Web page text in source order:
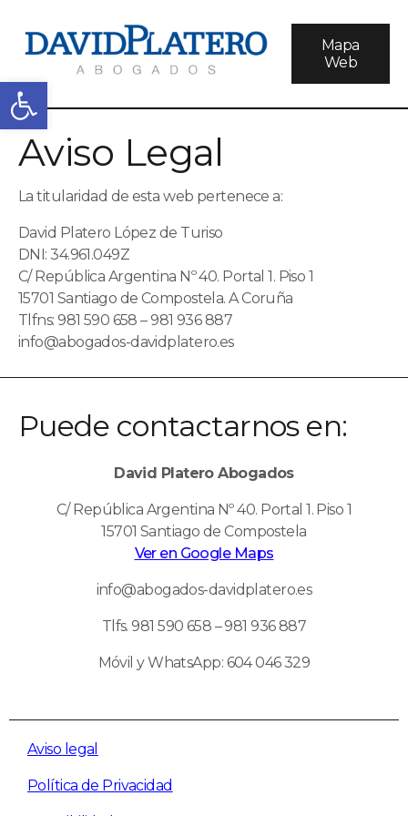
Abrir barra de herramientas
Mapa
Web
Aviso Legal
La titularidad de esta web pertenece a:
David Platero López de Turiso
DNI: 34.961.049Z
C/ República Argentina Nº 40. Portal 1. Piso 1
15701 Santiago de Compostela. A Coruña
Tlfns: 981 590 658 – 981 936 887
info@abogados-davidplatero.es
Puede contactarnos en:
David Platero Abogados
C/ República Argentina Nº 40. Portal 1. Piso 1
15701 Santiago de Compostela
Ver en Google Maps
info@abogados-davidplatero.es
Tlfs. 981 590 658 – 981 936 887
Móvil y WhatsApp: 604 046 329
Aviso legal
Política de Privacidad